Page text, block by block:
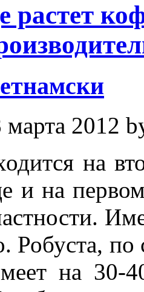
растет
марта 2012
на
и на
Робуста,
на 30-